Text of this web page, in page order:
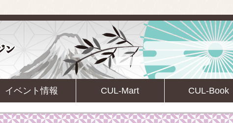
イベント情報 CUL-Mart CUL-Book